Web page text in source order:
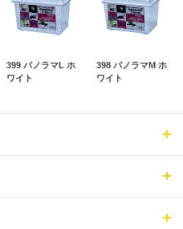
399 パノラマL ホ
ワイト
398 パノラマM ホ
ワイト